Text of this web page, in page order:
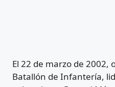
El 22 de marzo de 2002,
Batallón de Infantería,